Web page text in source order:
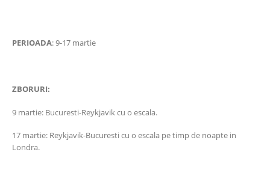
PERIOADA: 9-17 martie
ZBORURI:
9 martie: Bucuresti-Reykjavik cu o escala.
17 martie: Reykjavik-Bucuresti cu o escala pe timp de noapte in
Londra.